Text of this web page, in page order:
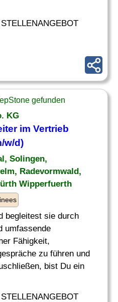
gefunden
KG
im Vertrieb
w/d)
Solingen,
Radevormwald,
Wipperfuerth
begleitest sie durch
umfassende
Fähigkeit,
zu führen und
bist Du ein